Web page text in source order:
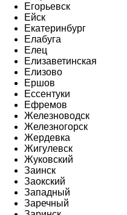
Егорьевск
Ейск
Екатеринбург
Елабуга
Елец
Елизаветинская
Елизово
Ершов
Ессентуки
Ефремов
Железноводск
Железногорск
Жердевка
Жигулевск
Жуковский
Заинск
Заокский
Западный
Заречный